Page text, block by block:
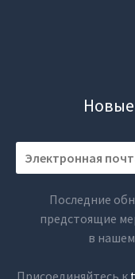
Последние
предстоящие
в
Присоединяйтесь к